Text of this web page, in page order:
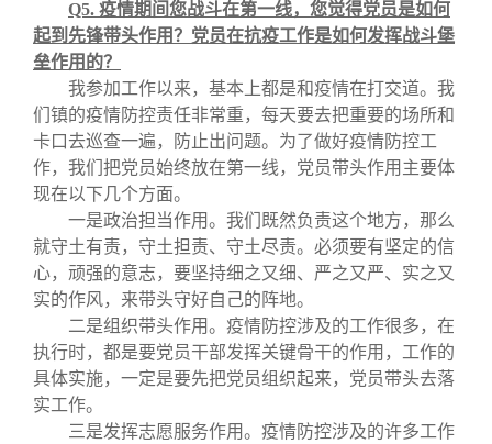
Q5. 疫情期间您战斗在第一线，您觉得党员是如何
起到先锋带头作用？党员在抗疫工作是如何发挥战斗堡
垒作用的？
我参加工作以来，基本上都是和疫情在打交道。我
们镇的疫情防控责任非常重，每天要去把重要的场所和
卡口去巡查一遍，防止出问题。为了做好疫情防控工
作，我们把党员始终放在第一线，党员带头作用主要体
现在以下几个方面。
一是政治担当作用。我们既然负责这个地方，那么
就守土有责，守土担责、守土尽责。必须要有坚定的信
心，顽强的意志，要坚持细之又细、严之又严、实之又
实的作风，来带头守好自己的阵地。
二是组织带头作用。疫情防控涉及的工作很多，在
执行时，都是要党员干部发挥关键骨干的作用，工作的
具体实施，一定是要先把党员组织起来，党员带头去落
实工作。
三是发挥志愿服务作用。疫情防控涉及的许多工作